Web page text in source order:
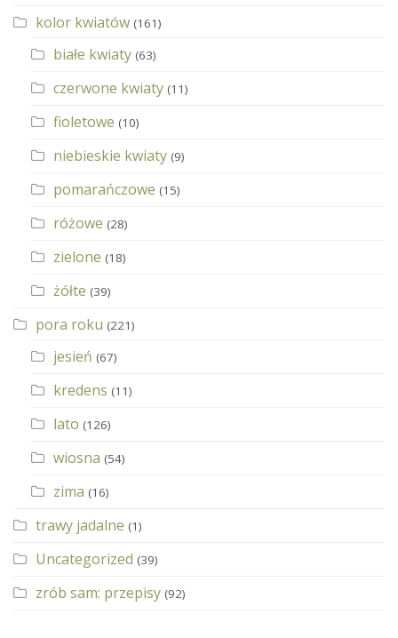
kolor kwiatów (161)
białe kwiaty (63)
czerwone kwiaty (11)
fioletowe (10)
niebieskie kwiaty (9)
pomarańczowe (15)
różowe (28)
zielone (18)
żółte (39)
pora roku (221)
jesień (67)
kredens (11)
lato (126)
wiosna (54)
zima (16)
trawy jadalne (1)
Uncategorized (39)
zrób sam: przepisy (92)